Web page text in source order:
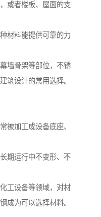
或者楼板、屋面的支
材料能提供可靠的力
墙骨架等部位，不锈
筑设计的常用选择。
被加工成设备底座、
期运行中不变形、不
工设备等领域，对材
成为可以选择材料。